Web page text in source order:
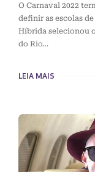
O Carnaval 2022
definir as escolas
Híbrida selecionou
do Rio…
LEIA MAIS